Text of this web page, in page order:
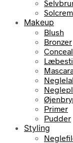
Makeup
Blush
Bronzer
Primer
Pudder
Styling